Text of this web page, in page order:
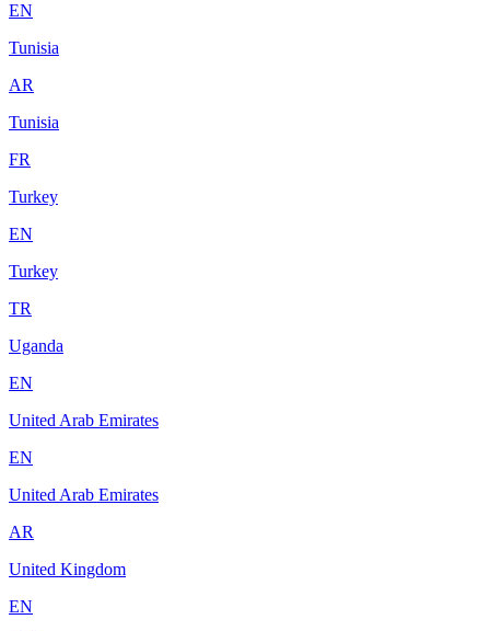
EN
Tunisia
AR
Tunisia
FR
Turkey
EN
Turkey
TR
Uganda
EN
United Arab Emirates
EN
United Arab Emirates
AR
United Kingdom
EN